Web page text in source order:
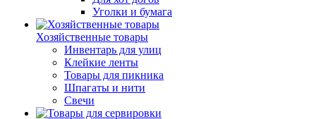
Уголки и бумага
Хозяйственные товары
Инвентарь для улиц
Клейкие ленты
Товары для пикника
Шпагаты и нити
Свечи